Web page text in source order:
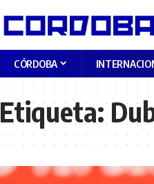
CÓRDOBA
Etiqueta: